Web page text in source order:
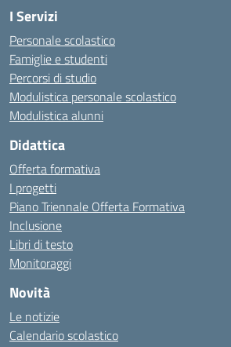
I Servizi
Personale scolastico
Famiglie e studenti
Percorsi di studio
Modulistica personale scolastico
Modulistica alunni
Didattica
Offerta formativa
I progetti
Piano Triennale Offerta Formativa
Inclusione
Libri di testo
Monitoraggi
Novità
Le notizie
Calendario scolastico